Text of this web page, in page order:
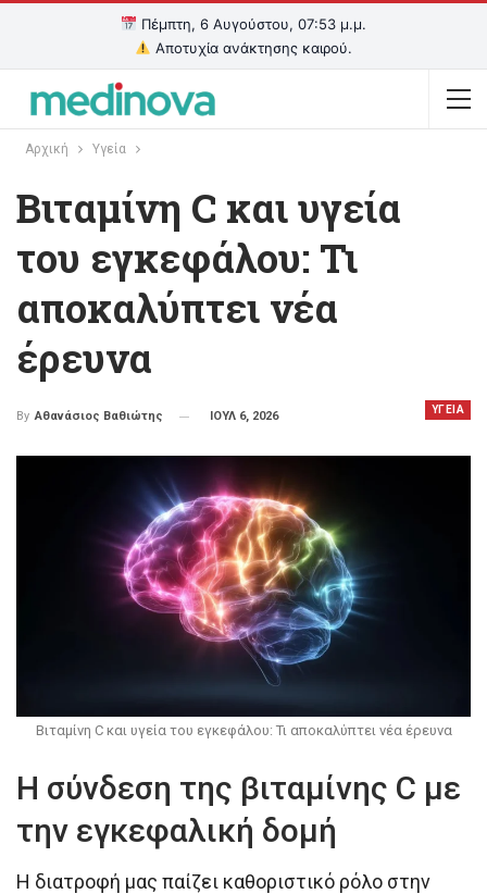
Πέμπτη, 6 Αυγούστου, 07:53 μ.μ.
Αποτυχία ανάκτησης καιρού.
Αρχική Υγεία
Βιταμίνη C και υγεία
του εγκεφάλου: Τι
αποκαλύπτει νέα
έρευνα
ΥΓΕΙΑ
By Αθανάσιος Βαθιώτης ΙΟΥΛ 6, 2026
Βιταμίνη C και υγεία του εγκεφάλου: Τι αποκαλύπτει νέα έρευνα
Η σύνδεση της βιταμίνης C με
την εγκεφαλική δομή
Η διατροφή μας παίζει καθοριστικό ρόλο στην